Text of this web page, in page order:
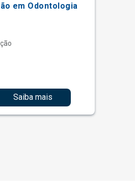
em Odontologia
Saiba mais